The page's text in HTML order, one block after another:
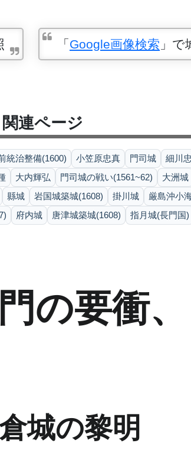
「 Google画像検索 」で
関連ページ
統治整備(1600) 小笠原忠真 門司城
細川
大内輝弘 門司城の戦い(1561~62)
大洲城
縣城 岩国城築城(1608) 掛川城
厳島沖小
府内城 唐津城築城(1608) 指月城(長門国)
の要衝
城の黎明